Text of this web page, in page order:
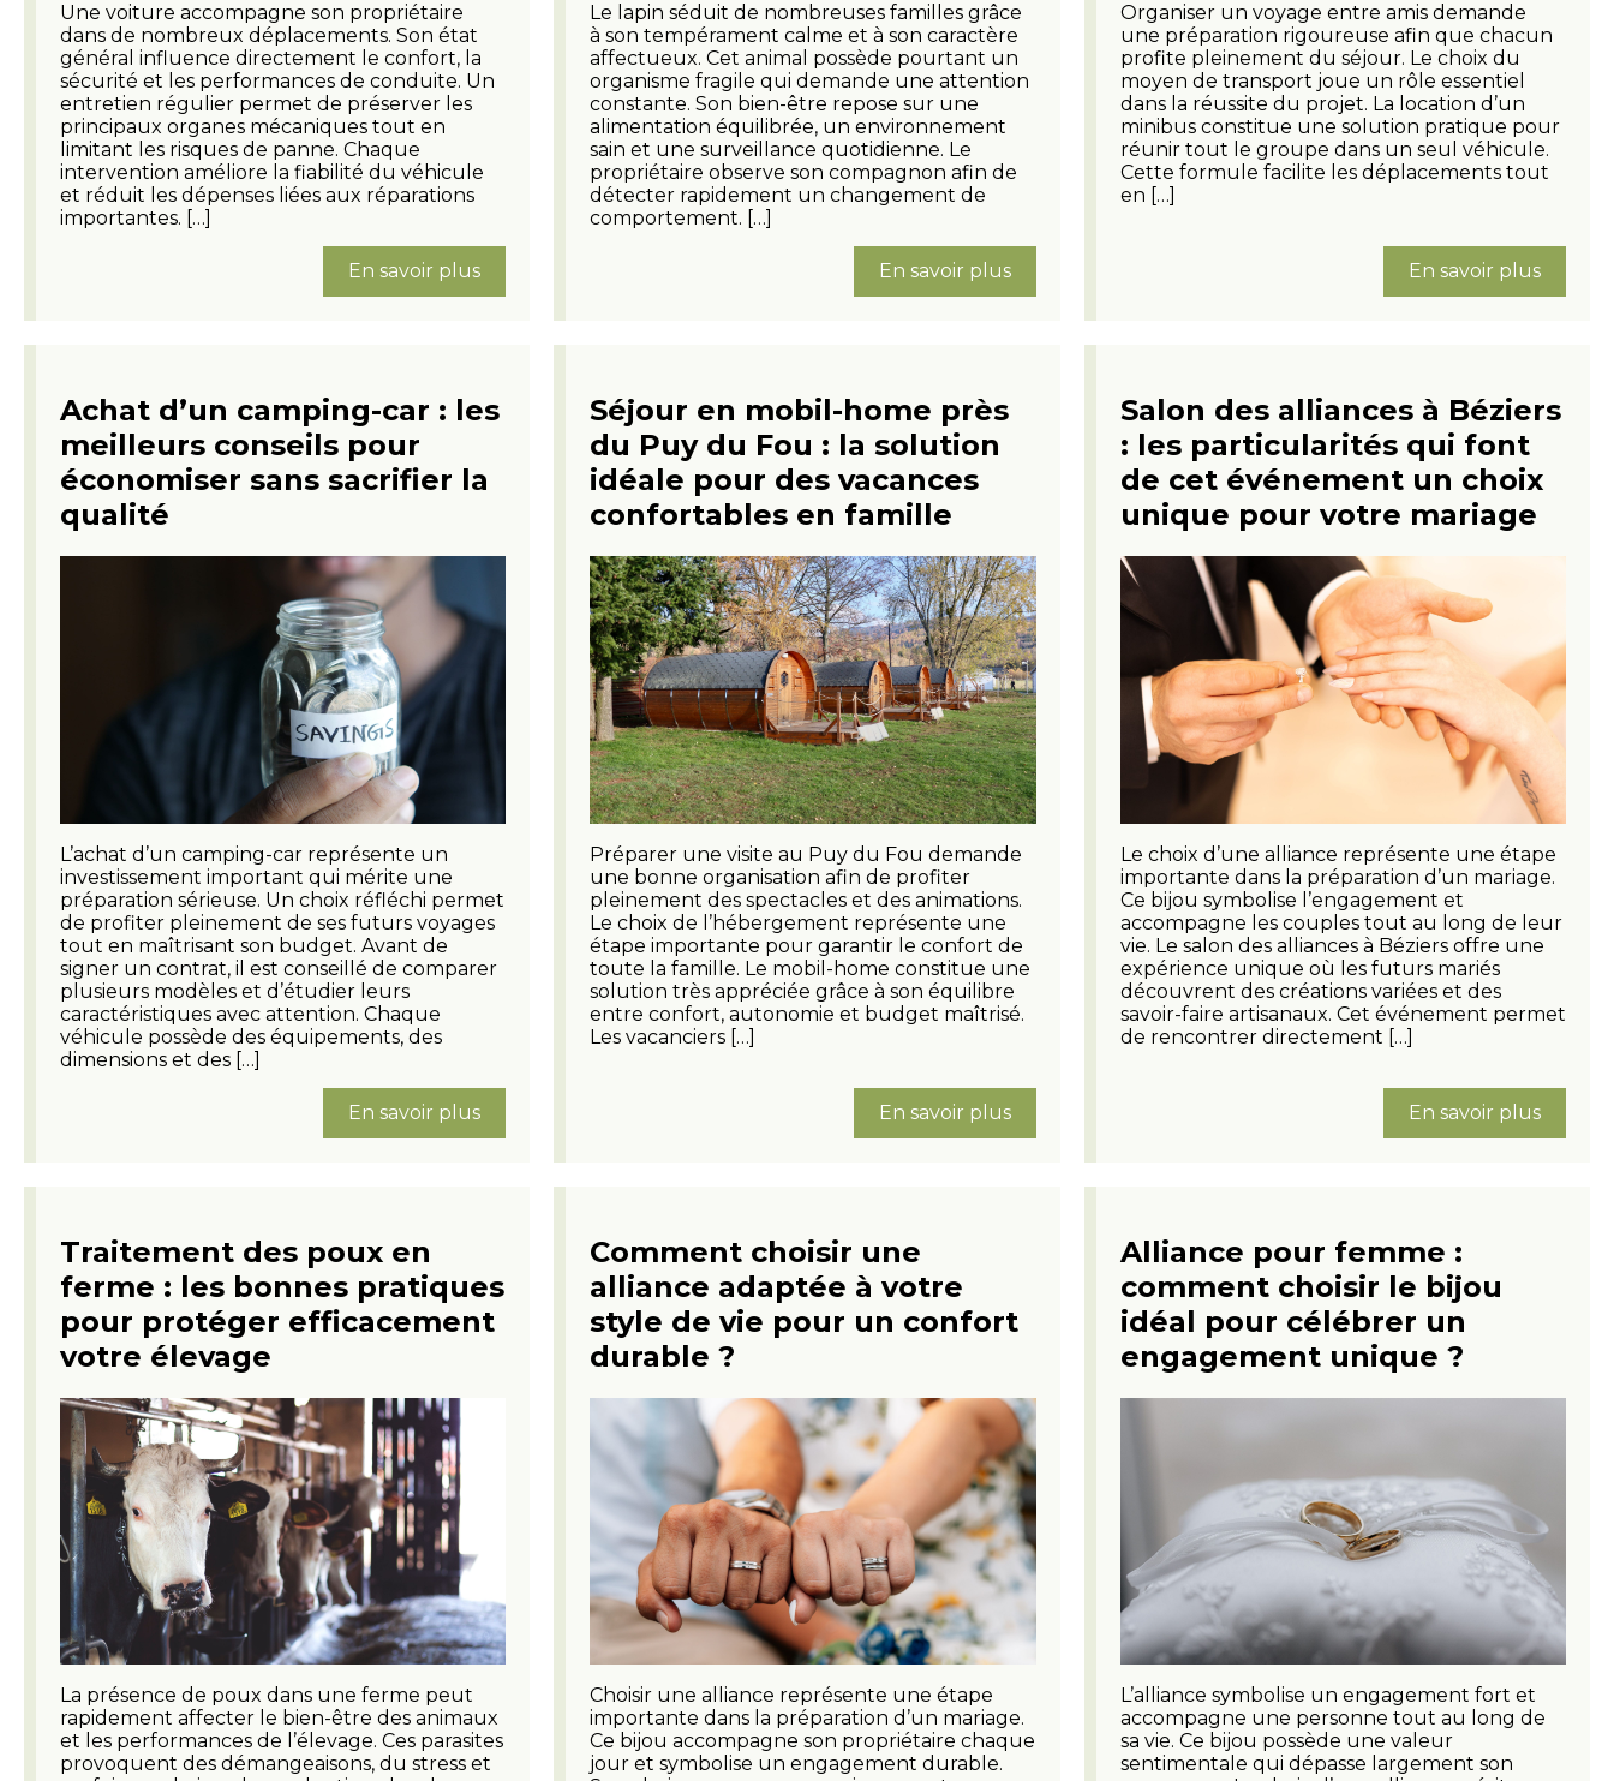
Une voiture accompagne son propriétaire
dans de nombreux déplacements. Son état
général influence directement le confort, la
sécurité et les performances de conduite. Un
entretien régulier permet de préserver les
principaux organes mécaniques tout en
limitant les risques de panne. Chaque
intervention améliore la fiabilité du véhicule
et réduit les dépenses liées aux réparations
importantes. […]
En savoir plus
Le lapin séduit de nombreuses familles grâce
à son tempérament calme et à son caractère
affectueux. Cet animal possède pourtant un
organisme fragile qui demande une attention
constante. Son bien-être repose sur une
alimentation équilibrée, un environnement
sain et une surveillance quotidienne. Le
propriétaire observe son compagnon afin de
détecter rapidement un changement de
comportement. […]
En savoir plus
Organiser un voyage entre amis demande
une préparation rigoureuse afin que chacun
profite pleinement du séjour. Le choix du
moyen de transport joue un rôle essentiel
dans la réussite du projet. La location d’un
minibus constitue une solution pratique pour
réunir tout le groupe dans un seul véhicule.
Cette formule facilite les déplacements tout
en […]
En savoir plus
Achat d’un camping-car : les
meilleurs conseils pour
économiser sans sacrifier la
qualité
L’achat d’un camping-car représente un
investissement important qui mérite une
préparation sérieuse. Un choix réfléchi permet
de profiter pleinement de ses futurs voyages
tout en maîtrisant son budget. Avant de
signer un contrat, il est conseillé de comparer
plusieurs modèles et d’étudier leurs
caractéristiques avec attention. Chaque
véhicule possède des équipements, des
dimensions et des […]
En savoir plus
Séjour en mobil-home près
du Puy du Fou : la solution
idéale pour des vacances
confortables en famille
Préparer une visite au Puy du Fou demande
une bonne organisation afin de profiter
pleinement des spectacles et des animations.
Le choix de l’hébergement représente une
étape importante pour garantir le confort de
toute la famille. Le mobil-home constitue une
solution très appréciée grâce à son équilibre
entre confort, autonomie et budget maîtrisé.
Les vacanciers […]
En savoir plus
Salon des alliances à Béziers
: les particularités qui font
de cet événement un choix
unique pour votre mariage
Le choix d’une alliance représente une étape
importante dans la préparation d’un mariage.
Ce bijou symbolise l’engagement et
accompagne les couples tout au long de leur
vie. Le salon des alliances à Béziers offre une
expérience unique où les futurs mariés
découvrent des créations variées et des
savoir-faire artisanaux. Cet événement permet
de rencontrer directement […]
En savoir plus
Traitement des poux en
ferme : les bonnes pratiques
pour protéger efficacement
votre élevage
La présence de poux dans une ferme peut
rapidement affecter le bien-être des animaux
et les performances de l’élevage. Ces parasites
provoquent des démangeaisons, du stress et
Comment choisir une
alliance adaptée à votre
style de vie pour un confort
durable ?
Choisir une alliance représente une étape
importante dans la préparation d’un mariage.
Ce bijou accompagne son propriétaire chaque
jour et symbolise un engagement durable.
Alliance pour femme :
comment choisir le bijou
idéal pour célébrer un
engagement unique ?
L’alliance symbolise un engagement fort et
accompagne une personne tout au long de
sa vie. Ce bijou possède une valeur
sentimentale qui dépasse largement son